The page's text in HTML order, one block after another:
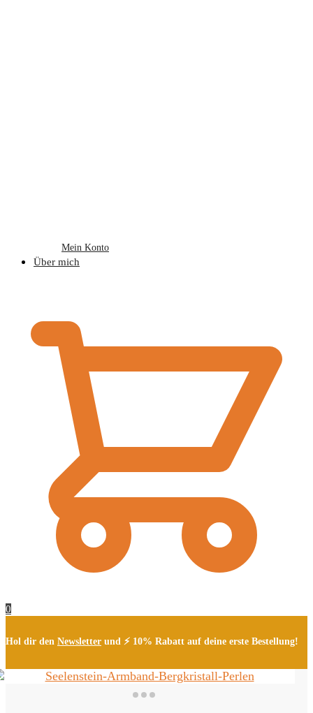
Mein Konto
Über mich
0
Hol dir den Newsletter und ⚡ 10% Rabatt auf deine erste Bestellung!